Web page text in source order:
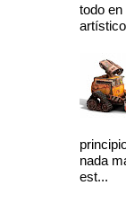
todo
nada
est...